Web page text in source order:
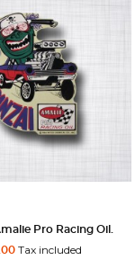
Sticker
€3.00